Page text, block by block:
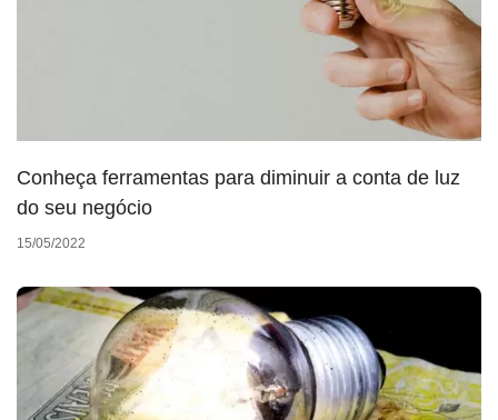
Conheça ferramentas para diminuir a conta de luz
do seu negócio
15/05/2022